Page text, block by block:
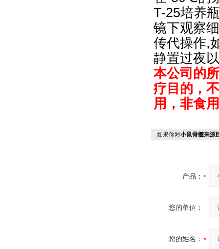
T-25培养
镜下观察
传代操作,
静置过夜
本公司的
疗目的，
用，非食用
如果你对小鼠骨髓来源
产品：
您的单位：
您的姓名：